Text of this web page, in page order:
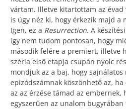
vártam. Illetve kitartottam az
is úgy néz ki, hogy érkezik majd a
Igen, ez a Resurrection. A
így nem tudom pontosan, hogy
második felére a premiert, illetve
széria első etapja csupán nyolc
mondjuk az a baj, hogy sajnálatos
epizódszámnak köszönhető az,
az az érzése támad az embernek,
egyszerűen az unalom bugyrában